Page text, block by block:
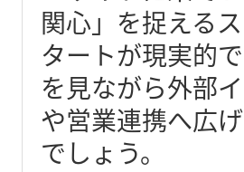
関心」を捉える
タートが現実的
を見ながら外部
や営業連携へ広
でしょう。